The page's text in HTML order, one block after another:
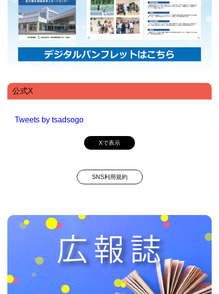
公式X
Tweets by tsadsogo
Xで表示
SNS利用規約